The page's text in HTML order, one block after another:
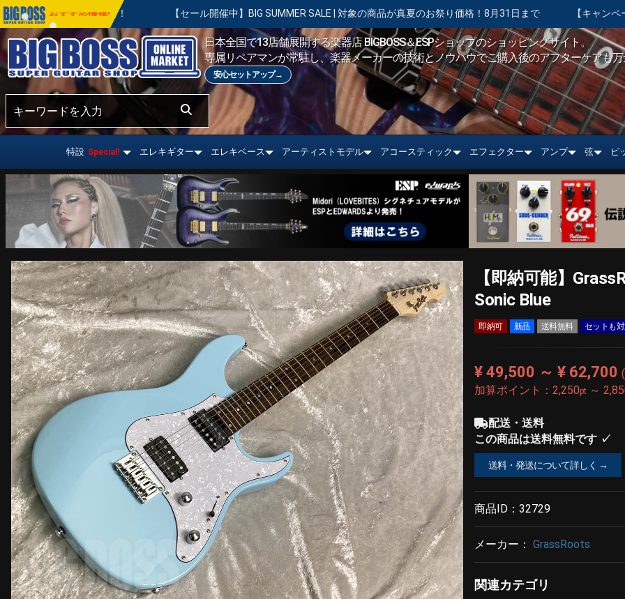
【セール開催中】BIG SUMMER SALE | 対象の商品が真夏のお祭り価格！8月31日まで 【キャンペーン実施中】ショッピングク
おすすめ情報!
日本全国で13店舗展開する楽器店 BIGBOSS＆ESPショップのショッピングサイト。
専属リペアマンが常駐し、楽器メーカーの技術とノウハウでご購入後のアフターケアも
安心セットアップ→
特設 Special! エレキギター エレキベース アーティストモデル アコースティック エフェクター アンプ 弦 ピ
【即納可能】
Sonic Blue
即納可 新品 送料無料 セットも
¥ 49,500 ～ ¥ 62,700
加算ポイント： 2,250pt ～
配送・送料
この商品は送料無料です ✓
送料・発送について詳しく →
商品ID： 32729
メーカー： GrassRoots
関連カテゴリ